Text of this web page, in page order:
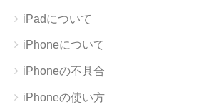
iPadについて
iPhoneについて
iPhoneの不具合
iPhoneの使い方